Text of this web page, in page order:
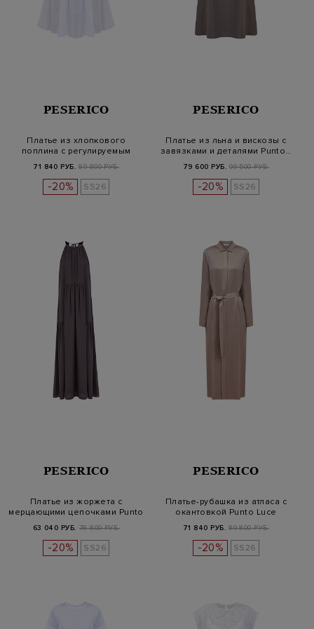
PESERICO
Платье из хлопкового
поплина с регулируемым
71 840 РУБ. 89 800 РУБ.
-20% SS26
PESERICO
Платье из льна и вискозы с
завязками и деталями Punto…
79 600 РУБ. 99 500 РУБ.
-20% SS26
PESERICO
Платье из жоржета с
мерцающими цепочками Punto
63 040 РУБ. 78 800 РУБ.
-20% SS26
PESERICO
Платье-рубашка из атласа с
окантовкой Punto Luce
71 840 РУБ. 89 800 РУБ.
-20% SS26